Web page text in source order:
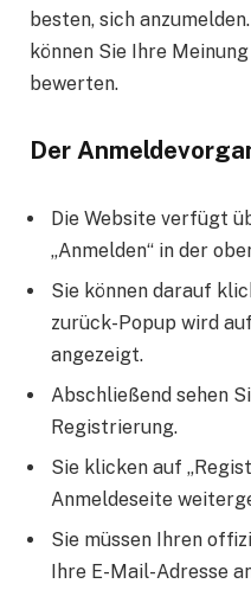
besten, sich
können Sie Ihre
bewerten.
Der
Die Website verfügt
„Anmelden“ in der
Sie können darauf
zurück-Popup wird
angezeigt.
Abschließend sehen
Registrierung.
Sie klicken auf
Anmeldeseite
Sie müssen Ihren
Ihre E-Mail-Adresse